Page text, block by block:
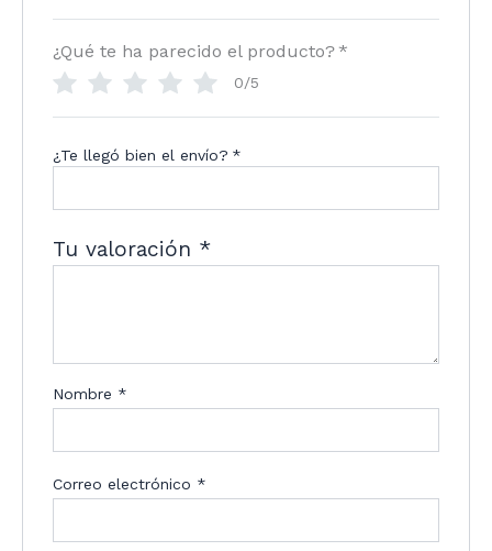
¿Qué te ha parecido el producto?*
0/5
¿Te llegó bien el envío? *
Tu valoración *
Nombre *
Correo electrónico *